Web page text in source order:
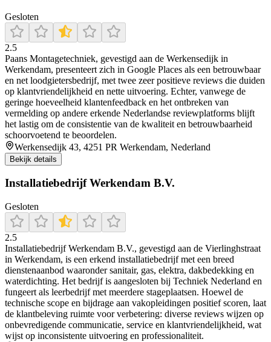
Gesloten
2.5
Paans Montagetechniek, gevestigd aan de Werkensedijk in
Werkendam, presenteert zich in Google Places als een betrouwbaar
en net loodgietersbedrijf, met twee zeer positieve reviews die duiden
op klantvriendelijkheid en nette uitvoering. Echter, vanwege de
geringe hoeveelheid klantenfeedback en het ontbreken van
vermelding op andere erkende Nederlandse reviewplatforms blijft
het lastig om de consistentie van de kwaliteit en betrouwbaarheid
schoorvoetend te beoordelen.
Werkensedijk 43, 4251 PR Werkendam, Nederland
Bekijk details
Installatiebedrijf Werkendam B.V.
Gesloten
2.5
Installatiebedrijf Werkendam B.V., gevestigd aan de Vierlinghstraat
in Werkendam, is een erkend installatiebedrijf met een breed
dienstenaanbod waaronder sanitair, gas, elektra, dakbedekking en
waterdichting. Het bedrijf is aangesloten bij Techniek Nederland en
fungeert als leerbedrijf met meerdere stageplaatsen. Hoewel de
technische scope en bijdrage aan vakopleidingen positief scoren, laat
de klantbeleving ruimte voor verbetering: diverse reviews wijzen op
onbevredigende communicatie, service en klantvriendelijkheid, wat
wijst op inconsistente uitvoering en professionaliteit.